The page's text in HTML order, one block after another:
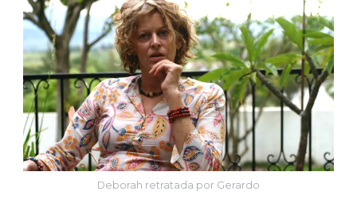
Deborah retratada por Gerardo